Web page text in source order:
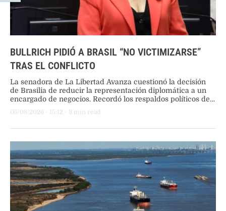
BULLRICH PIDIÓ A BRASIL “NO VICTIMIZARSE”
TRAS EL CONFLICTO
La senadora de La Libertad Avanza cuestionó la decisión
de Brasilia de reducir la representación diplomática a un
encargado de negocios. Recordó los respaldos políticos de
constante intromisión institucional en la región.
05/08/2026 - 15:12 - 3 min read